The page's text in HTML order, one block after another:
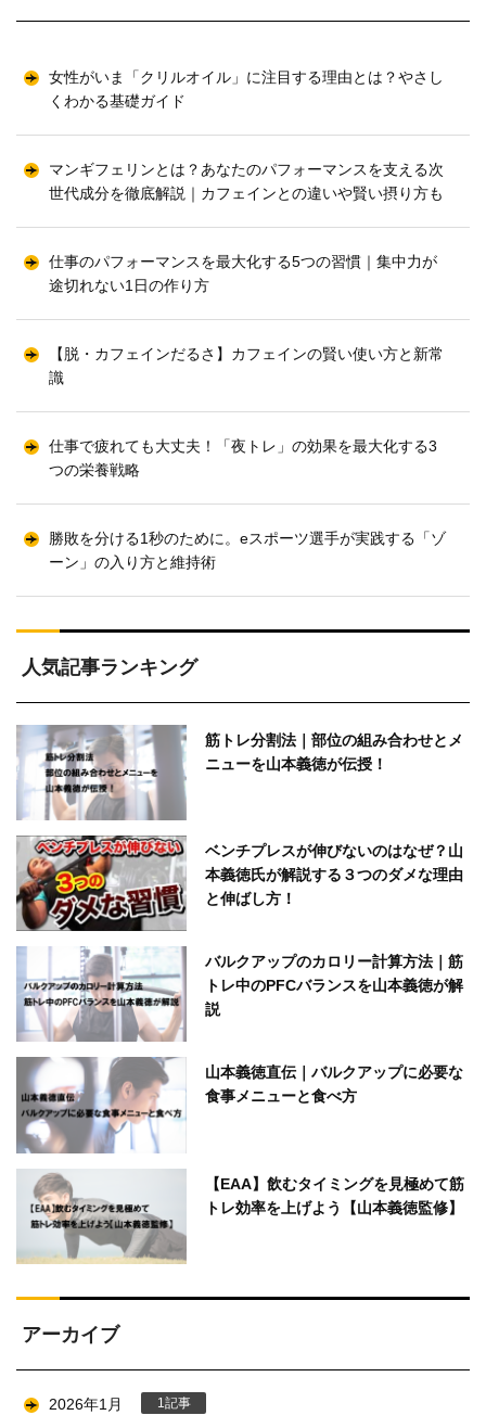
女性がいま「クリルオイル」に注目する理由とは？やさし
くわかる基礎ガイド
マンギフェリンとは？あなたのパフォーマンスを支える次
世代成分を徹底解説｜カフェインとの違いや賢い摂り方も
仕事のパフォーマンスを最大化する5つの習慣｜集中力が
途切れない1日の作り方
【脱・カフェインだるさ】カフェインの賢い使い方と新常
識
仕事で疲れても大丈夫！「夜トレ」の効果を最大化する3
つの栄養戦略
勝敗を分ける1秒のために。eスポーツ選手が実践する「ゾ
ーン」の入り方と維持術
人気記事ランキング
筋トレ分割法｜部位の組み合わせとメ
ニューを山本義徳が伝授！
ベンチプレスが伸びないのはなぜ？山
本義徳氏が解説する３つのダメな理由
と伸ばし方！
バルクアップのカロリー計算方法｜筋
トレ中のPFCバランスを山本義徳が解
説
山本義徳直伝｜バルクアップに必要な
食事メニューと食べ方
【EAA】飲むタイミングを見極めて筋
トレ効率を上げよう【山本義徳監修】
アーカイブ
2026年1月 1